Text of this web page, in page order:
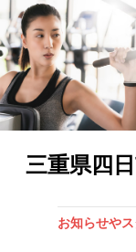
三重県四
お知らせや